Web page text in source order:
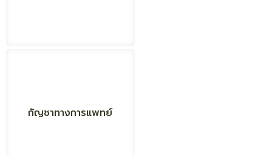
กัญชาทางการแพทย์
สร้างสมดุล ด้านเศรษฐกิจ
ควบคู่กับความปลอดภัย